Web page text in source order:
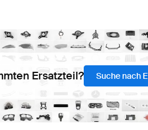
Ersatzteil? Suche nach